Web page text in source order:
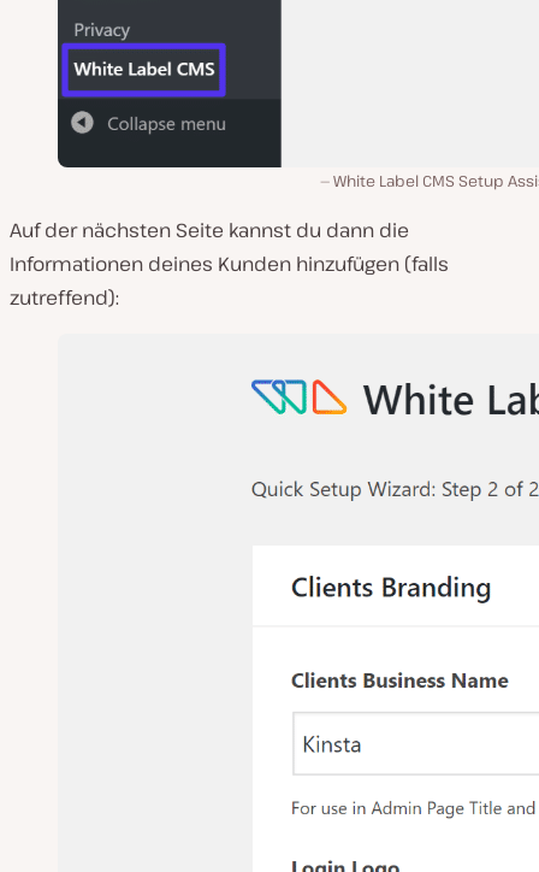
White Label CMS Setup
Auf der nächsten Seite kannst du dann die
Informationen deines Kunden hinzufügen (falls
zutreffend):